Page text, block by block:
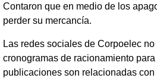
Contaron que en medio de los
perder su mercancía.
Las redes sociales de Corpoelec
cronogramas de racionamiento
publicaciones son relacionadas